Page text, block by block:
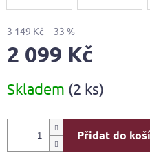
3 149 Kč –33 %
2 099 Kč
cena:
Skladem (2 ks)
Přidat do